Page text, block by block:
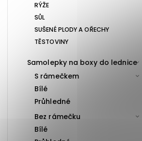
RÝŽE
SŮL
SUŠENÉ PLODY A OŘECHY
TĚSTOVINY
Samolepky na boxy do lednice
S rámečkem
Bílé
Průhledné
Bez rámečku
Bílé